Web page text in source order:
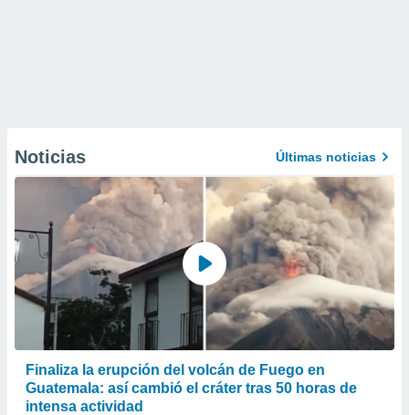
Noticias Últimas noticias
Finaliza la erupción del volcán de Fuego en
Guatemala: así cambió el cráter tras 50 horas de
intensa actividad